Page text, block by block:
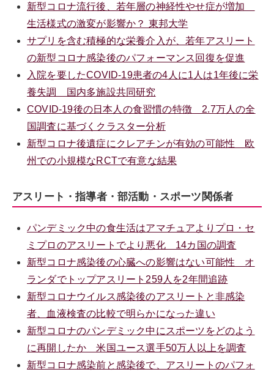
新型コロナ流行後、若年層の神経性やせ症が増加
生活様式の激変が影響か？ 東邦大学
サプリを含む積極的な栄養介入が、若年アスリート
の新型コロナ感染後のパフォーマンス回復を促進
入院を要したCOVID-19患者の4人に1人は1年後に栄
養失調 国内多施設共同研究
COVID-19後の日本人の食習慣の特徴 2.7万人の全
国調査に基づくクラスター分析
新型コロナ後遺症にクレアチンが有効の可能性 欧
州での小規模なRCTで有意な結果
アスリート・指導者・部活動・スポーツ関係者
パンデミック中の食生活はアマチュアよりプロ・セ
ミプロのアスリートでより悪化 14カ国の調査
新型コロナ感染後の心臓への影響はない可能性 オ
ランダでトップアスリート259人を2年間追跡
新型コロナウイルス感染後のアスリートと非感染
者、血液検査の比較で明らかになった違い
新型コロナのパンデミック中にスポーツをどのよう
に再開したか 米国ユース選手50万人以上を調査
新型コロナ感染前と感染後で、アスリートのパフォ